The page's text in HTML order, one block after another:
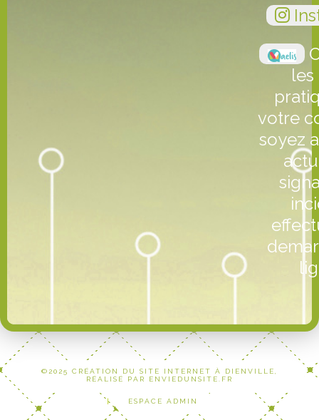
les
votre
soyez
©2025 CRÉATION DU SITE INTERNET À DIENVILLE,
RÉALISÉ PAR ENVIEDUNSITE.FR
| ESPACE ADMIN